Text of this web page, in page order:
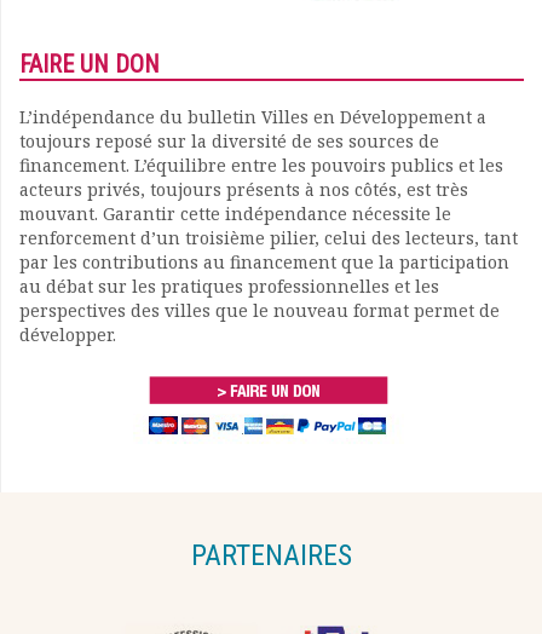
FAIRE UN DON
L’indépendance du bulletin Villes en Développement a
toujours reposé sur la diversité de ses sources de
financement. L’équilibre entre les pouvoirs publics et les
acteurs privés, toujours présents à nos côtés, est très
mouvant. Garantir cette indépendance nécessite le
renforcement d’un troisième pilier, celui des lecteurs, tant
par les contributions au financement que la participation
au débat sur les pratiques professionnelles et les
perspectives des villes que le nouveau format permet de
développer.
PARTENAIRES